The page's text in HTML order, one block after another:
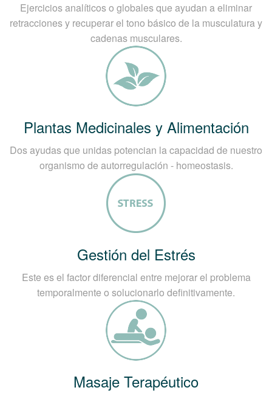
Ejercicios analíticos o globales que ayudan a eliminar
retracciones y recuperar el tono básico de la musculatura y
cadenas musculares.
Plantas Medicinales y Alimentación
Dos ayudas que unidas potencian la capacidad de nuestro
organismo de autorregulación - homeostasis.
Gestión del Estrés
Este es el factor diferencial entre mejorar el problema
temporalmente o solucionarlo definitivamente.
Masaje Terapéutico